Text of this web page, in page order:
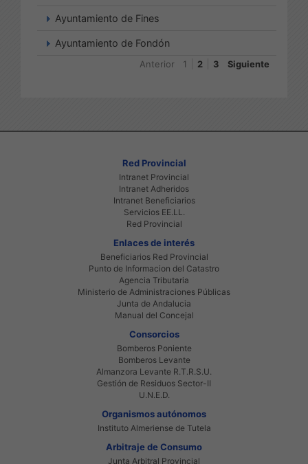
Ayuntamiento de Fines
Ayuntamiento de Fondón
Anterior 1 2 3 Siguiente
Red Provincial
Intranet Provincial
Intranet Adheridos
Intranet Beneficiarios
Servicios EE.LL.
Red Provincial
Enlaces de interés
Beneficiarios Red Provincial
Punto de Informacion del Catastro
Agencia Tributaria
Ministerio de Administraciones Públicas
Junta de Andalucia
Manual del Concejal
Consorcios
Bomberos Poniente
Bomberos Levante
Almanzora Levante R.T.R.S.U.
Gestión de Residuos Sector-II
U.N.E.D.
Organismos autónomos
Instituto Almeriense de Tutela
Arbitraje de Consumo
Junta Arbitral Provincial